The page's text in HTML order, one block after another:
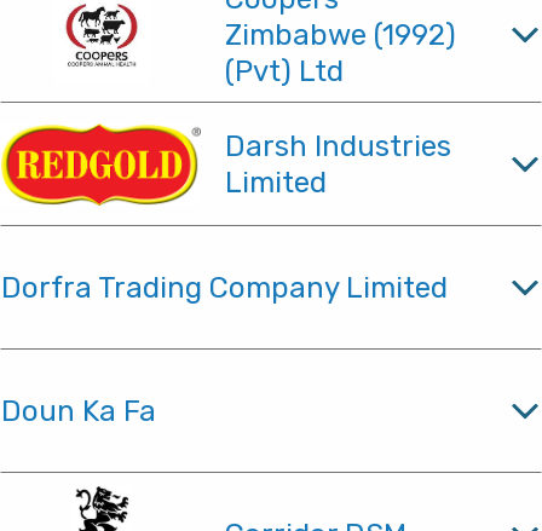
Zimbabwe (1992)
(Pvt) Ltd
Darsh Industries
Limited
Dorfra Trading Company Limited
Doun Ka Fa